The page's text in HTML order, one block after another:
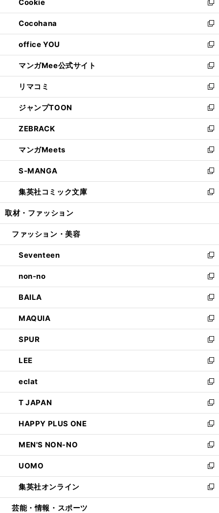
く
で
開
く
ド
ウ
で
開
く
ィ
ン
ド
ウ
で
開
く
Cookie
新
し
い
ウ
ィ
ン
ド
ウ
で
開
く
Cocohana
新
し
い
ウ
ィ
ン
ド
ウ
で
開
く
office YOU
新
し
い
ウ
ィ
ン
ド
ウ
で
開
く
マンガMee公式サイト
新
し
い
ウ
ィ
ン
ド
ウ
で
開
く
リマコミ
新
し
い
ウ
ィ
ン
ド
ウ
で
開
く
ジャンプTOON
新
し
い
ウ
ィ
ン
ド
ウ
で
開
ZEBRACK
新
し
い
ウ
ィ
ン
ド
ウ
開
マンガMeets
新
し
い
ウ
ィ
ン
ウ
開
く
S-MANGA
新
し
い
ウ
ン
ウ
で
開
く
集英社コミック文庫
新
し
ウ
ン
ド
ウ
で
開
く
取材・ファッション
ファッション・美容
Seventeen
新
し
い
ウ
ィ
ン
ド
ウ
で
開
く
non-no
新
し
い
ウ
ィ
ン
ド
ウ
で
開
く
BAILA
新
し
い
ウ
ィ
ン
ド
ウ
で
開
く
MAQUIA
新
し
い
ウ
ィ
ン
ド
ウ
で
開
く
SPUR
新
し
い
ウ
ィ
ン
ド
ウ
で
開
く
LEE
新
し
い
ウ
ィ
ン
ド
ウ
で
開
く
eclat
新
し
い
ウ
ィ
ン
ド
ウ
で
開
く
T JAPAN
新
し
い
ウ
ィ
ン
ド
ウ
で
開
HAPPY PLUS ONE
新
し
い
ウ
ィ
ン
ド
ウ
MEN'S NON-NO
新
し
い
ウ
ィ
ン
UOMO
新
し
い
ウ
集英社オンライン
新
し
芸能・情報・スポーツ